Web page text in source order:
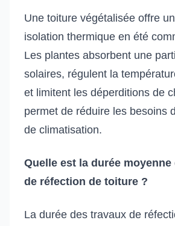
Une toiture végétalisée offre
isolation thermique en été
Les plantes absorbent une
solaires, régulent la
et limitent les déperditions de
permet de réduire les besoins
de climatisation.
Quelle est la durée
de réfection de toiture ?
La durée des travaux de